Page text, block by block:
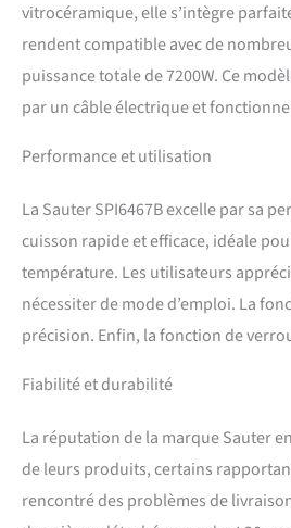
vitrocéramique, elle s’intègre
rendent compatible avec de
puissance totale de 7200W. Ce
par un câble électrique et
Performance et utilisation
La Sauter SPI6467B excelle par sa
cuisson rapide et efficace, idéale
température. Les utilisateurs
nécessiter de mode d’emploi. La
précision. Enfin, la fonction de
Fiabilité et durabilité
La réputation de la marque Sauter
de leurs produits, certains
rencontré des problèmes de